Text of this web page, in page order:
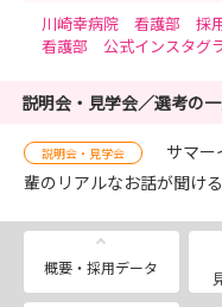
川崎幸病院 看護部 採
看護部 公式インスタグ
説明会・見学会／選考の
説明会・見学会
サマー
輩のリアルなお話が聞け
概要・採用データ